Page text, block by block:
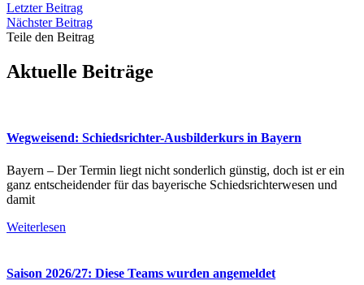
Letzter Beitrag
Nächster Beitrag
Teile den Beitrag
Aktuelle Beiträge
Wegweisend: Schiedsrichter-Ausbilderkurs in Bayern
Bayern – Der Termin liegt nicht sonderlich günstig, doch ist er ein
ganz entscheidender für das bayerische Schiedsrichterwesen und
damit
Weiterlesen
Saison 2026/27: Diese Teams wurden angemeldet